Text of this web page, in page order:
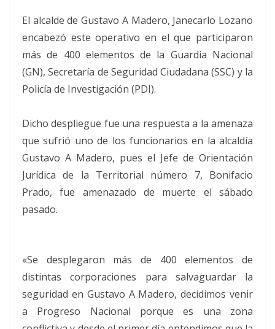
El alcalde de Gustavo A Madero, Janecarlo Lozano
encabezó este operativo en el que participaron
más de 400 elementos de la Guardia Nacional
(GN), Secretaría de Seguridad Ciudadana (SSC) y la
Policía de Investigación (PDI).
Dicho despliegue fue una respuesta a la amenaza
que sufrió uno de los funcionarios en la alcaldía
Gustavo A Madero, pues el Jefe de Orientación
Jurídica de la Territorial número 7, Bonifacio
Prado, fue amenazado de muerte el sábado
pasado.
«Se desplegaron más de 400 elementos de
distintas corporaciones para salvaguardar la
seguridad en Gustavo A Madero, decidimos venir
a Progreso Nacional porque es una zona